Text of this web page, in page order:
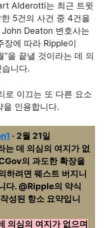
Alderotti는 최근 트윗
5건의 사건 중 4건을
Deaton 변호사는
장에 따라 Ripple이
”을 끝낼 것이라는 데 의
니다.
로 이끄는 또 다른 요소
을 인용합니다.
· 2월 21일
는 데 의심의 여지가 없
의 과도한 확장을
하려면 웨스트 버지니
다. @Ripple의 약식
성된 항소 요약입니
의심의 여지가 없으며